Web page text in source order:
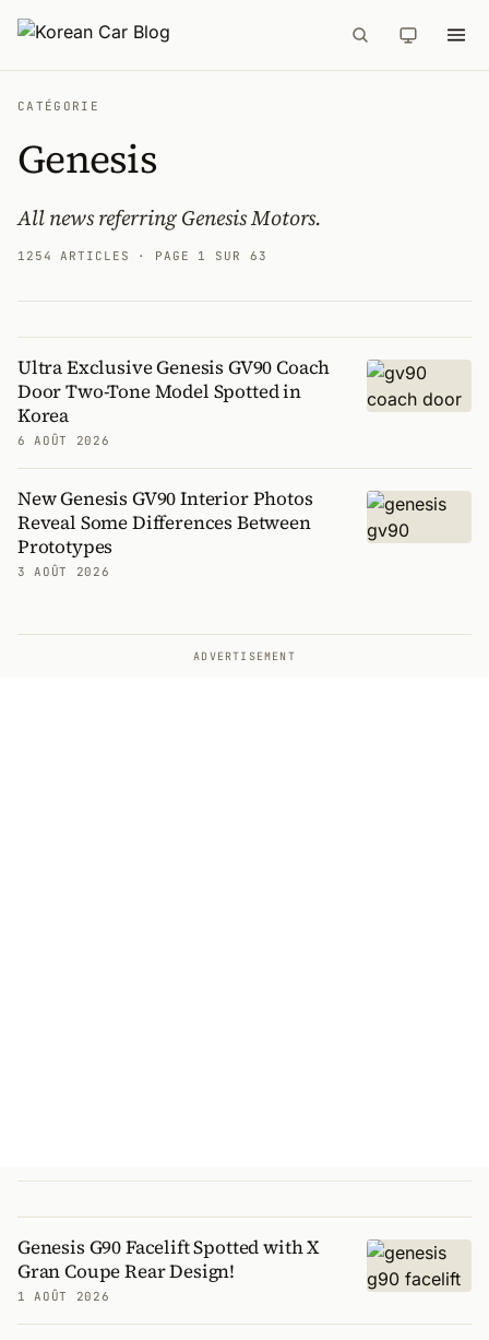
CATÉGORIE
Genesis
All news referring Genesis Motors.
1254 ARTICLES · PAGE 1 SUR 63
Articles
Ultra Exclusive Genesis GV90 Coach
Door Two-Tone Model Spotted in
Korea
6 AOÛT 2026
New Genesis GV90 Interior Photos
Reveal Some Differences Between
Prototypes
3 AOÛT 2026
ADVERTISEMENT
Genesis G90 Facelift Spotted with X
Gran Coupe Rear Design!
1 AOÛT 2026